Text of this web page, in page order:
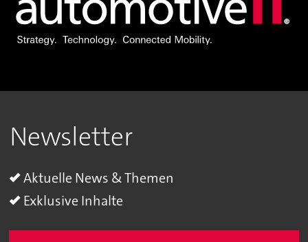
Newsletter
Aktuelle News & Themen
Exklusive Inhalte